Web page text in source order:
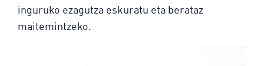
inguruko ezagutza eskuratu eta berataz
maitemintzeko.